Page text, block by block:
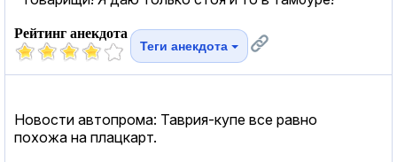
Рейтинг анекдота
Теги анекдота
Новости автопрома: Таврия-купе все равно
похожа на плацкарт.